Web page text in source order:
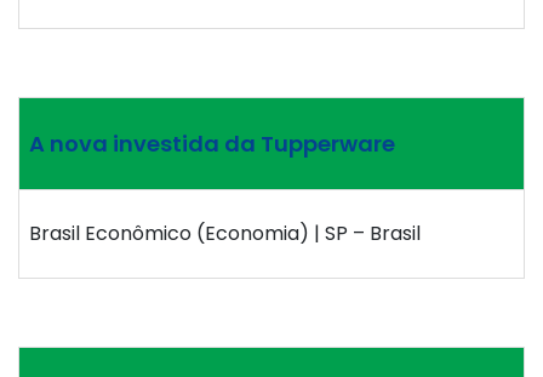
A nova investida da Tupperware
Brasil Econômico (Economia) | SP – Brasil